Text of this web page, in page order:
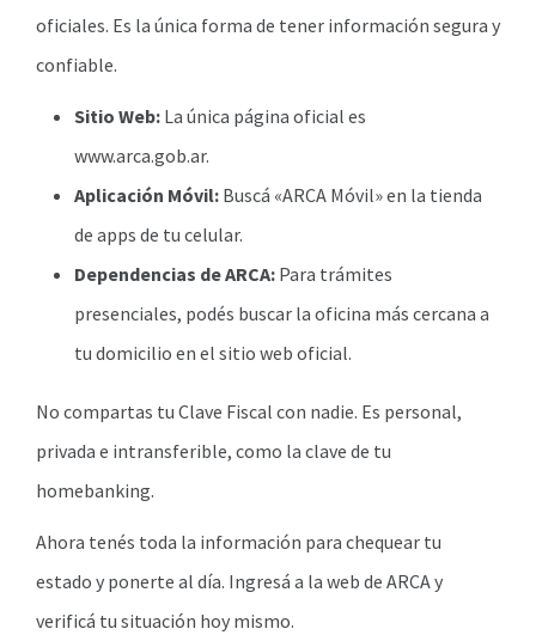
oficiales. Es la única forma de tener información segura y
confiable.
Sitio Web: La única página oficial es
www.arca.gob.ar.
Aplicación Móvil: Buscá «ARCA Móvil» en la tienda
de apps de tu celular.
Dependencias de ARCA: Para trámites
presenciales, podés buscar la oficina más cercana a
tu domicilio en el sitio web oficial.
No compartas tu Clave Fiscal con nadie. Es personal,
privada e intransferible, como la clave de tu
homebanking.
Ahora tenés toda la información para chequear tu
estado y ponerte al día. Ingresá a la web de ARCA y
verificá tu situación hoy mismo.